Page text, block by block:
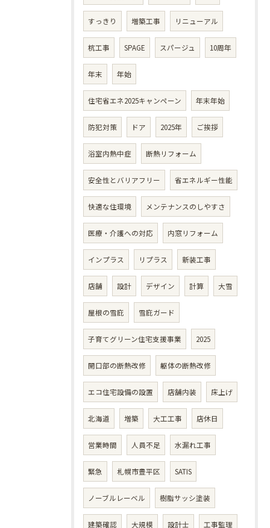
すっきり 増築工事 リニューアル
杭工事 SPAGE スパージュ 10周年
年末 年始
住宅省エネ2025キャンペーン 年末年始
防犯対策 ドア 2025年 ご挨拶
浴室内熱中症 断熱リフォーム
安全性とバリアフリー 省エネルギー性能
快適な住環境 メンテナンスのしやすさ
医療・介護への対応 内窓リフォーム
インプラス リプラス 新装工事
店舗 設計 デザイン 計算 大雪
屋根の雪庇 雪庇ガード
子育てグリーン住宅支援事業 2025
開口部の断熱改修 躯体の断熱改修
エコ住宅設備の設置 店舗内装 床上げ
北海道 増築 大工工事 店休日
営業時間 人員不足 水漏れ工事
緊急 札幌市豊平区 SATIS
ノーブルレーベル 樹脂サッシ塗装
建築確認 大規模 設計士 工事監理